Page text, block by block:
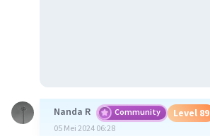
Nanda R Community Level 89
05 Mei 2024 06:28